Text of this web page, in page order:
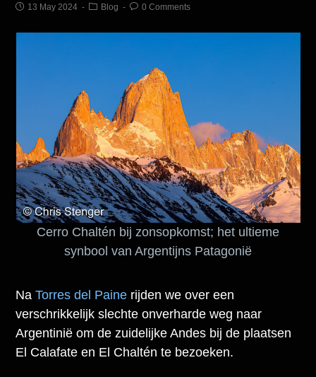
13 May 2024 Blog 0 Comments
Cerro Chaltén bij zonsopkomst; het ultieme
synbool van Argentijns Patagonië
NaTorres del Paine rijden we over een
verschrikkelijk slechte onverharde weg naar
Argentinië om de zuidelijke Andes bij de plaatsen
El Calafate en El Chaltén te bezoeken.